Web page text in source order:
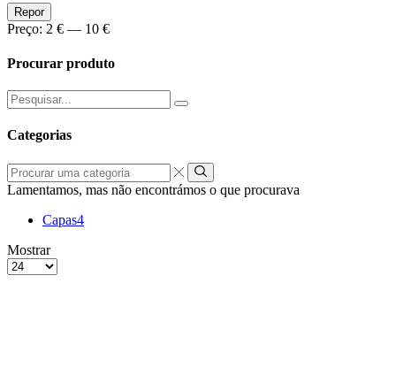
Preço
Min
Preço
Max
Repor
Preço: 2 € — 10 €
Procurar produto
Pesquisar
por:
Categorias
uma
categoria
Lamentamos, mas não encontrámos o que procurava
Capas4
grelha
de
Lista
Mostrar
Produtos